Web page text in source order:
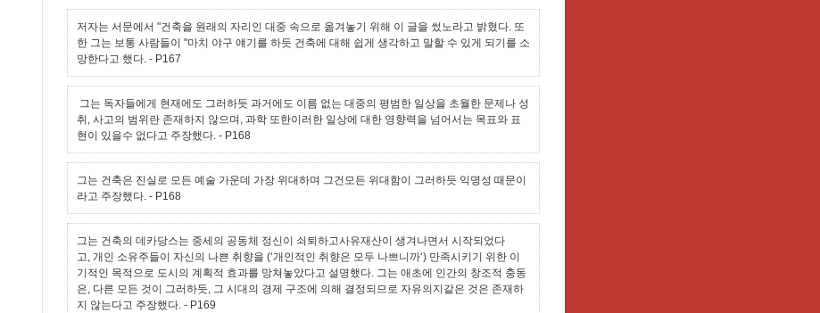
저자는 서문에서 "건축을 원래의 자리인 대중 속으로 옮겨놓기 위해 이 글을 썼노라고 밝혔다. 또
한 그는 보통 사람들이 "마치 야구 얘기를 하듯 건축에 대해 쉽게 생각하고 말할 수 있게 되기를 소
망한다고 했다. - P167
그는 독자들에게 현재에도 그러하듯 과거에도 이름 없는 대중의 평범한 일상을 초월한 문제나 성
취, 사고의 범위란 존재하지 않으며, 과학 또한이러한 일상에 대한 영향력을 넘어서는 목표와 표
현이 있을수 없다고 주장했다. - P168
그는 건축은 진실로 모든 예술 가운데 가장 위대하며 그건모든 위대함이 그러하듯 익명성 때문이
라고 주장했다. - P168
그는 건축의 데카당스는 중세의 공동체 정신이 쇠퇴하고사유재산이 생겨나면서 시작되었다
고, 개인 소유주들이 자신의 나쁜 취향을 (‘개인적인 취향은 모두 나쁘니까‘) 만족시키기 위한 이
기적인 목적으로 도시의 계획적 효과를 망쳐놓았다고 설명했다. 그는 애초에 인간의 창조적 충동
은, 다른 모든 것이 그러하듯, 그 시대의 경제 구조에 의해 결정되므로 자유의지같은 것은 존재하
지 않는다고 주장했다. - P169